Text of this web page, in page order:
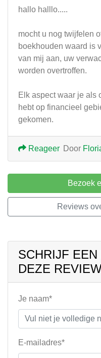
hallo halllo.....
mocht u nog twijfelen
boekhouden waard is
van mij aan, uw
worden overtroffen.
Elk aspect waar je als
hebt op financieel
gekomen.
Door
Reageer
Bezoek
Reviews
SCHRIJF
DEZE
Je naam*
E-mailadres*